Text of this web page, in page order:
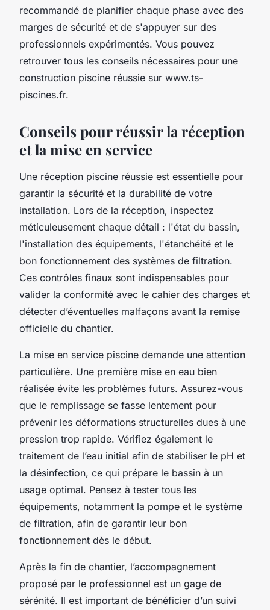
recommandé de planifier chaque phase avec des
marges de sécurité et de s'appuyer sur des
professionnels expérimentés. Vous pouvez
retrouver tous les conseils nécessaires pour une
construction piscine réussie sur www.ts-
piscines.fr.
Conseils pour réussir la réception
et la mise en service
Une réception piscine réussie est essentielle pour
garantir la sécurité et la durabilité de votre
installation. Lors de la réception, inspectez
méticuleusement chaque détail : l'état du bassin,
l'installation des équipements, l'étanchéité et le
bon fonctionnement des systèmes de filtration.
Ces contrôles finaux sont indispensables pour
valider la conformité avec le cahier des charges et
détecter d’éventuelles malfaçons avant la remise
officielle du chantier.
La mise en service piscine demande une attention
particulière. Une première mise en eau bien
réalisée évite les problèmes futurs. Assurez-vous
que le remplissage se fasse lentement pour
prévenir les déformations structurelles dues à une
pression trop rapide. Vérifiez également le
traitement de l’eau initial afin de stabiliser le pH et
la désinfection, ce qui prépare le bassin à un
usage optimal. Pensez à tester tous les
équipements, notamment la pompe et le système
de filtration, afin de garantir leur bon
fonctionnement dès le début.
Après la fin de chantier, l’accompagnement
proposé par le professionnel est un gage de
sérénité. Il est important de bénéficier d’un suivi